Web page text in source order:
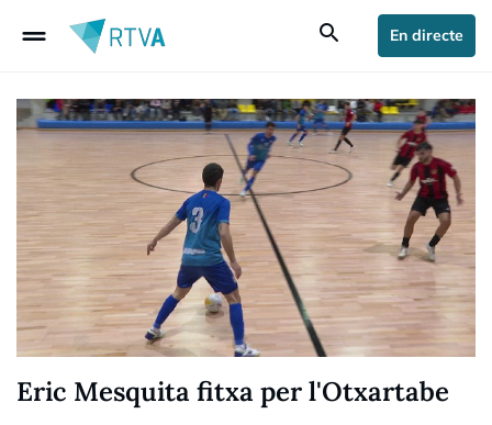
drag_handle search En directe
Eric Mesquita fitxa per l'Otxartabe